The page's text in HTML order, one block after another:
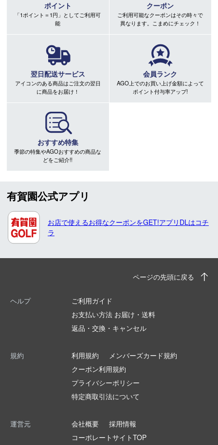
ポイント
「1ポイント＝1円」としてご利用可
能
クーポン
ご利用可能なクーポンはその時々で
異なります。こまめにチェック！
翌日配送サービス
アイコンのある商品はご注文の翌日
に商品をお届け！
会員ランク
AGO上でのお買い上げ金額によって
ポイント付与率アップ!
おすすめ特集
季節の特集やAGOおすすめの商品な
どをご紹介!!
有賀園公式アプリ
お店で使えるお得なクーポンをGET!アプリDLはコチ
ラ
ページの先頭に戻る
ヘルプ
ご利用ガイド
お支払い方法 お届け・送料
返品・交換・キャンセル
規約 利用規約
メンバーズカード規約
クーポン利用規約
プライバシーポリシー
特定商取引法について
運営元 会社概要
採用情報
コーポレートサイトTOP